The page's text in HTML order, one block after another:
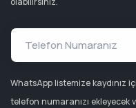
WhatsApp listemize
telefon numaranızı ekleyecek